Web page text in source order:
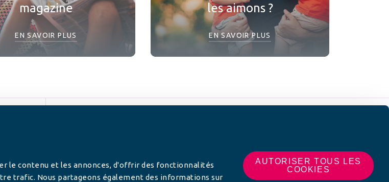
le contenu et les annonces, d'offrir des fonctionnalités
trafic. Nous partageons également des informations sur
AUTORISER TOUS LES
COOKIES
magazine
EN SAVOIR PLUS
les aimons ?
EN SAVOIR PLUS